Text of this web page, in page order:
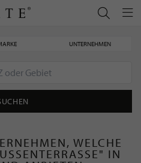
UNTERNEHMEN
WELCHE
IN D